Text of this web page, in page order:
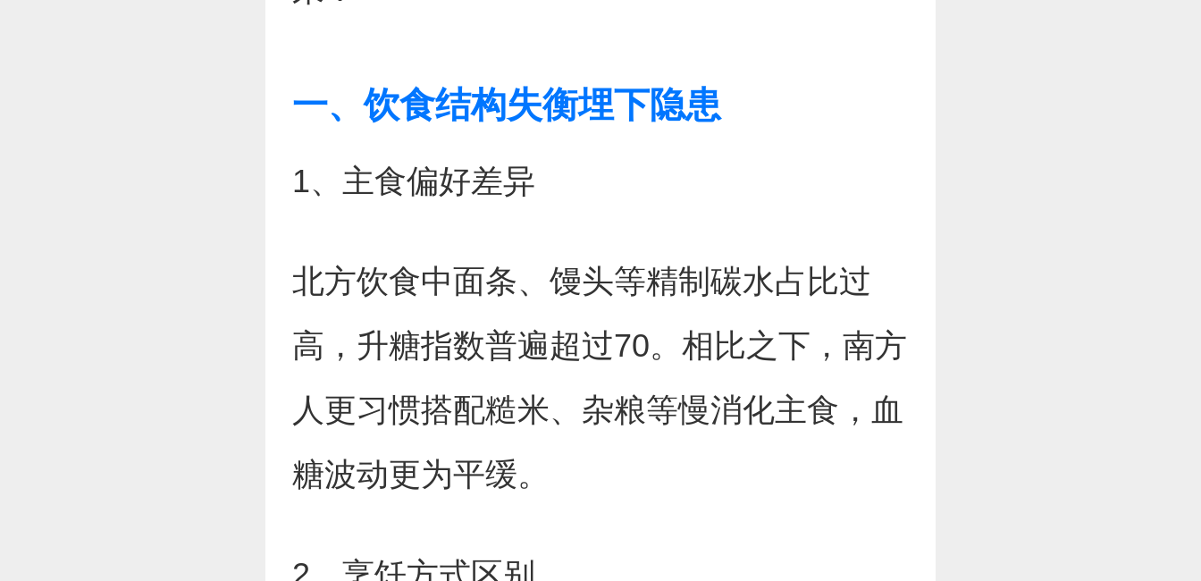
一、饮食结构失衡埋下隐患
1、主食偏好差异
北方饮食中面条、馒头等精制碳水占比过
高，升糖指数普遍超过70。相比之下，南方
人更习惯搭配糙米、杂粮等慢消化主食，血
糖波动更为平缓。